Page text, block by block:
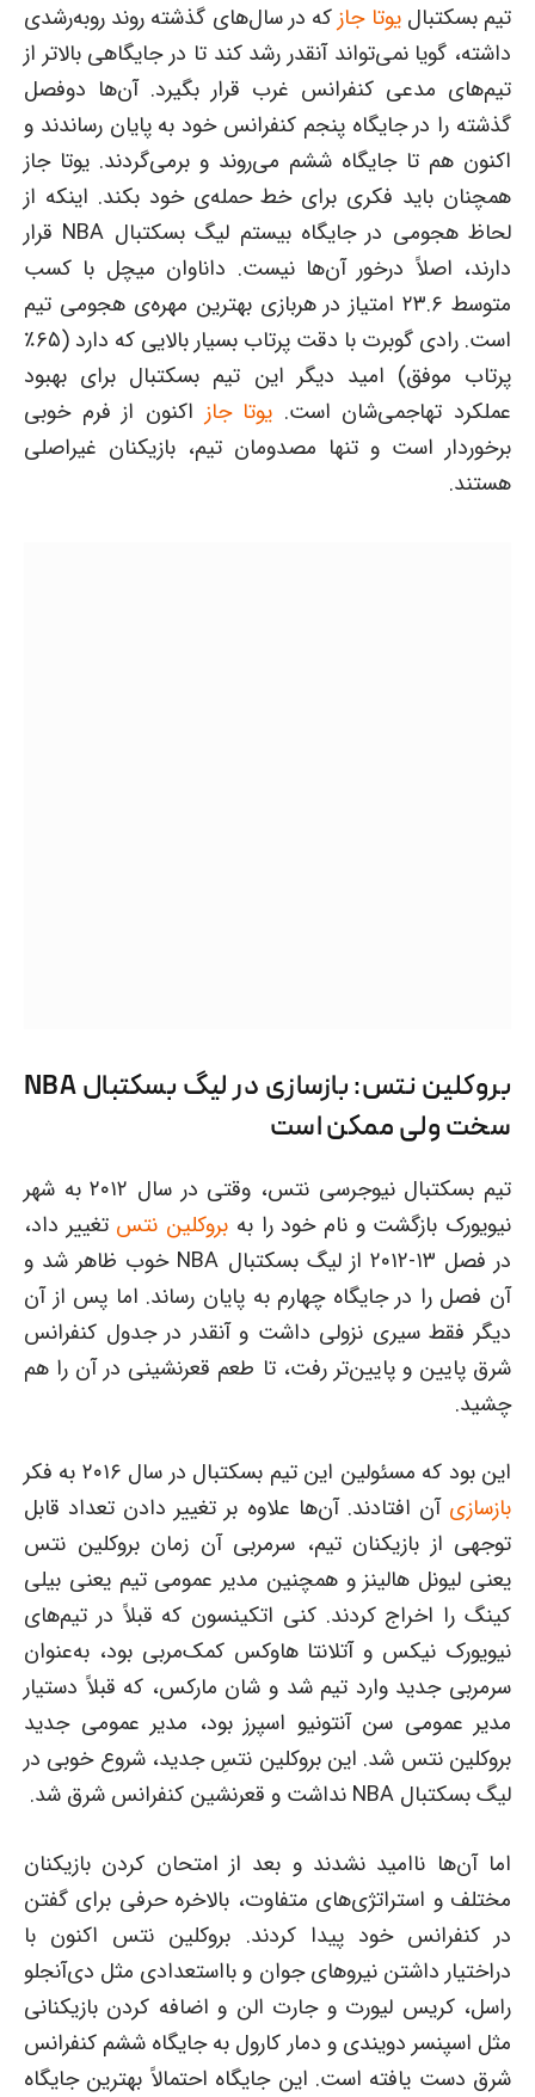
تیم بسکتبالیوتا جاز که در سال‌های گذشته روند روبه‌رشدی
داشته، گویا نمی‌تواند آنقدر رشد کند تا در جایگاهی بالاتر از
تیم‌های مدعی کنفرانس غرب قرار بگیرد. آن‌ها دوفصل
گذشته را در جایگاه پنجم کنفرانس خود به پایان رساندند و
اکنون هم تا جایگاه ششم می‌روند و برمی‌گردند. یوتا جاز
همچنان باید فکری برای خط حمله‌ی خود بکند. اینکه از
لحاظ هجومی در جایگاه بیستم لیگ بسکتبال NBA قرار
دارند، اصلاً درخور آن‌ها نیست. داناوان میچل با کسب
متوسط ۲۳.۶ امتیاز در هربازی بهترین مهره‌ی هجومی تیم
است. رادی گوبرت با دقت پرتاب بسیار بالایی که دارد (۶۵٪
پرتاب موفق) امید دیگر این تیم بسکتبال برای بهبود
عملکرد تهاجمی‌شان است. یوتا جاز اکنون از فرم خوبی
برخوردار است و تنها مصدومان تیم، بازیکنان غیراصلی
هستند.
بروکلین نتس: بازسازی در لیگ بسکتبال NBA
سخت ولی ممکن است
تیم بسکتبال نیوجرسی نتس، وقتی در سال ۲۰۱۲ به شهر
نیویورک بازگشت و نام خود را به بروکلین نتس تغییر داد،
در فصل ۱۳-۲۰۱۲ از لیگ بسکتبال NBA خوب ظاهر شد و
آن فصل را در جایگاه چهارم به پایان رساند. اما پس از آن
دیگر فقط سیری نزولی داشت و آنقدر در جدول کنفرانس
شرق پایین و پایین‌تر رفت، تا طعم قعرنشینی در آن را هم
چشید.
این بود که مسئولین این تیم بسکتبال در سال ۲۰۱۶ به فکر
بازسازی آن افتادند. آن‌ها علاوه بر تغییر دادن تعداد قابل
توجهی از بازیکنان تیم، سرمربی آن زمان بروکلین نتس
یعنی لیونل هالینز و همچنین مدیر عمومی تیم یعنی بیلی
کینگ را اخراج کردند. کنی اتکینسون که قبلاً در تیم‌های
نیویورک نیکس و آتلانتا هاوکس کمک‌مربی بود، به‌عنوان
سرمربی جدید وارد تیم شد و شان مارکس، که قبلاً دستیار
مدیر عمومی سن آنتونیو اسپرز بود، مدیر عمومی جدید
بروکلین نتس شد. این بروکلین نتسِ جدید، شروع خوبی در
لیگ بسکتبال NBA نداشت و قعرنشین کنفرانس شرق شد.
اما آن‌ها ناامید نشدند و بعد از امتحان کردن بازیکنان
مختلف و استراتژی‌های متفاوت، بالاخره حرفی برای گفتن
در کنفرانس خود پیدا کردند. بروکلین نتس اکنون با
دراختیار داشتن نیروهای جوان و بااستعدادی مثل دی‌آنجلو
راسل، کریس لیورت و جارت الن و اضافه کردن بازیکنانی
مثل اسپنسر دویندی و دمار کارول به جایگاه ششم کنفرانس
شرق دست یافته است. این جایگاه احتمالاً بهترین جایگاه